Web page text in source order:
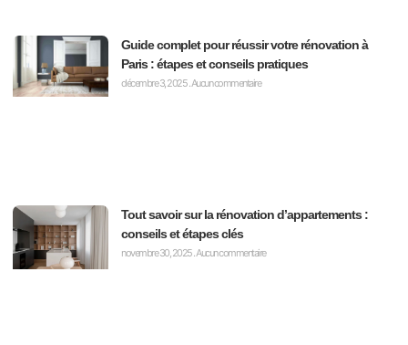
Guide complet pour réussir votre rénovation à
Paris : étapes et conseils pratiques
décembre 3, 2025Aucun commentaire
Tout savoir sur la rénovation d’appartements :
conseils et étapes clés
novembre 30, 2025Aucun commentaire